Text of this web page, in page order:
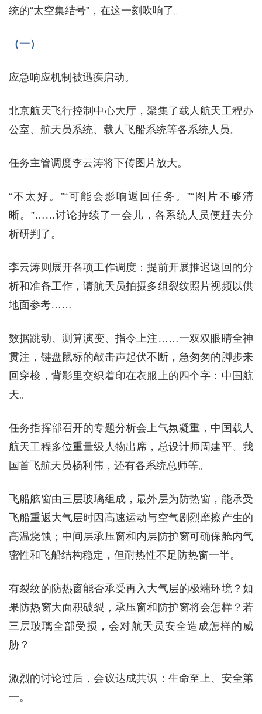
统的“太空集结号”，在这一刻吹响了。
（一）
应急响应机制被迅疾启动。
北京航天飞行控制中心大厅，聚集了载人航天工程办
公室、航天员系统、载人飞船系统等各系统人员。
任务主管调度李云涛将下传图片放大。
“不太好。”“可能会影响返回任务。”“图片不够清
晰。”……讨论持续了一会儿，各系统人员便赶去分
析研判了。
李云涛则展开各项工作调度：提前开展推迟返回的分
析和准备工作，请航天员拍摄多组裂纹照片视频以供
地面参考……
数据跳动、测算演变、指令上注……一双双眼睛全神
贯注，键盘鼠标的敲击声起伏不断，急匆匆的脚步来
回穿梭，背影里交织着印在衣服上的四个字：中国航
天。
任务指挥部召开的专题分析会上气氛凝重，中国载人
航天工程多位重量级人物出席，总设计师周建平、我
国首飞航天员杨利伟，还有各系统总师等。
飞船舷窗由三层玻璃组成，最外层为防热窗，能承受
飞船重返大气层时因高速运动与空气剧烈摩擦产生的
高温烧蚀；中间层承压窗和内层防护窗可确保舱内气
密性和飞船结构稳定，但耐热性不足防热窗一半。
有裂纹的防热窗能否承受再入大气层的极端环境？如
果防热窗大面积破裂，承压窗和防护窗将会怎样？若
三层玻璃全部受损，会对航天员安全造成怎样的威
胁？
激烈的讨论过后，会议达成共识：生命至上、安全第
一。